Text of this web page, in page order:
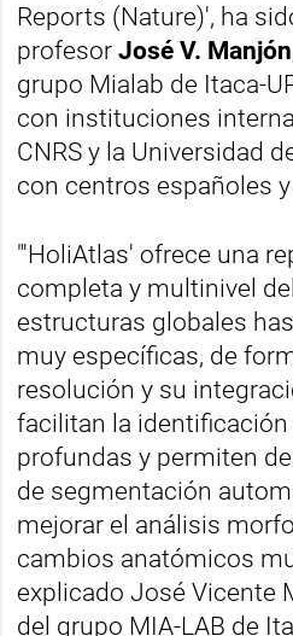
Reports (Nature)', ha
profesorJosé V. Manjón
grupo Mialab de Itaca-
con instituciones
CNRS y la Universidad
con centros españoles
"'HoliAtlas' ofrece una
completa y multinivel
estructuras globales
muy específicas, de
resolución y su
facilitan la
profundas y permiten
de segmentación
mejorar el análisis
cambios anatómicos
explicado José Vicente
del grupo MIA-LAB de